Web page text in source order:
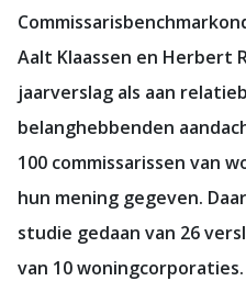
Aalt Klaassen en Herbert
jaarverslag als aan
belanghebbenden
100 commissarissen van
hun mening gegeven.
studie gedaan van 26
van 10 woningcorporaties.